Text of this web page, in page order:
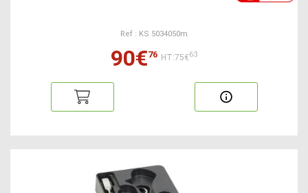
Ref : KS 5034050m
90€76 HT:75€63